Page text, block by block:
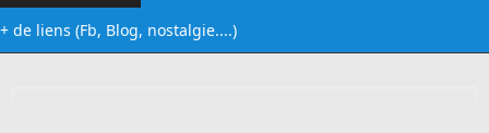
+ de liens (Fb, Blog, nostalgie....)